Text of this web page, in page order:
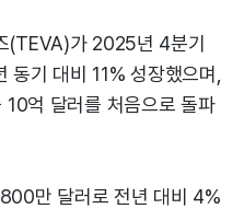
(TEVA)가 2025년 4분기
기 대비 11% 성장했으며,
억 달러를 처음으로 돌파
만 달러로 전년 대비 4%